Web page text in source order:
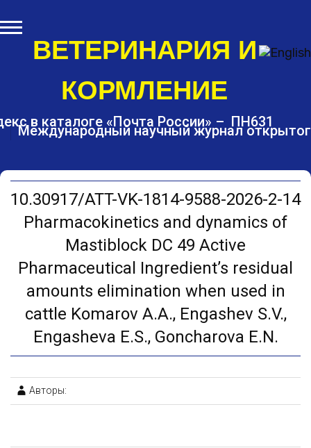
k
i
n
n
ВЕТЕРИНАРИЯ И
КОРМЛЕНИЕ
Международный научный журнал
в каталоге «Почта России» – ПН631
10.30917/ATT-VK-1814-9588-2026-2-14
Pharmacokinetics and dynamics of
Mastiblock DC 49 Active
Pharmaceutical Ingredient’s residual
amounts elimination when used in
cattle Komarov A.A., Engashev S.V.,
Engasheva E.S., Goncharova E.N.
Авторы: